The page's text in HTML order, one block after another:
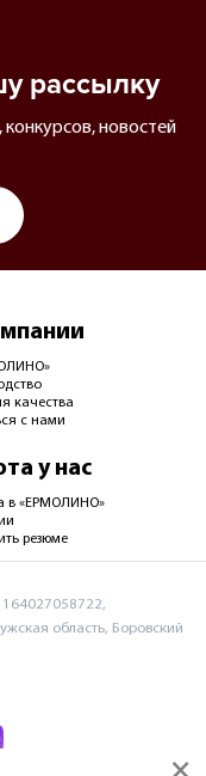
рассылку
конкурсов, новостей
качества
с нами
у нас
в «ЕРМОЛИНО»
резюме
область, Боровский